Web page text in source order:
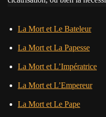
La Mort et Le Bateleur
La Mort et La Papesse
La Mort et L’Impératrice
La Mort et L’Empereur
La Mort et Le Pape